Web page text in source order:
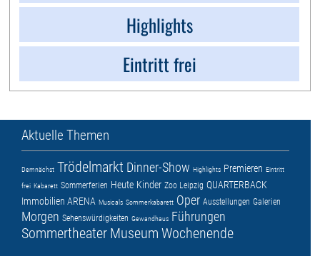
Highlights
Eintritt frei
Aktuelle Themen
Demnächst Trödelmarkt Dinner-Show Highlights Premieren Eintritt
frei Kabarett Sommerferien Heute Kinder Zoo Leipzig QUARTERBACK
Immobilien ARENA Musicals Sommerkabarett Oper Ausstellungen Galerien
Morgen Sehenswürdigkeiten Gewandhaus Führungen
Sommertheater Museum Wochenende